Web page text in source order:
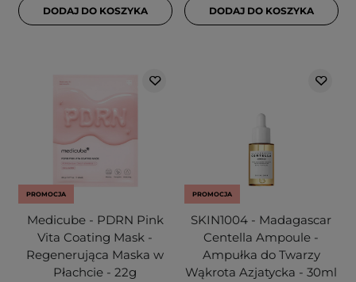
DODAJ DO KOSZYKA DODAJ DO KOSZYKA
PROMOCJA
Medicube - PDRN Pink
Vita Coating Mask -
Regenerująca Maska w
Płachcie - 22g
PROMOCJA
SKIN1004 - Madagascar
Centella Ampoule -
Ampułka do Twarzy
Wąkrota Azjatycka - 30ml